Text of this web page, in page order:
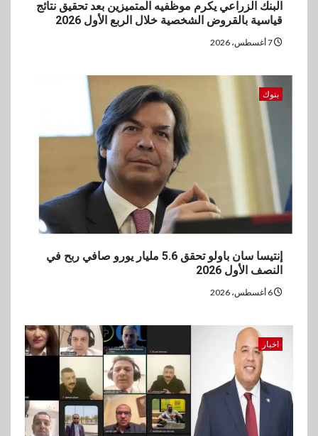
البنك الزراعي يكرم موظفيه المتميزين بعد تحقيق نتائج
قياسية بالقروض الشخصية خلال الربع الأول 2026
بنوك
إنتيسا سان باولو تحقق 5.6 مليار يورو صافي ربح في
النصف الأول 2026
اخبار